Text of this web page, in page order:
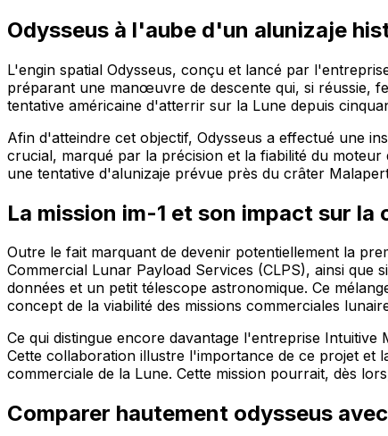
Odysseus à l'aube d'un alunizaje
L'engin spatial Odysseus, conçu et lancé par
préparant une manœuvre de descente qui, si réussie,
tentative américaine d'atterrir sur la Lune depuis
Afin d'atteindre cet objectif, Odysseus a effectué une
crucial, marqué par la précision et la fiabilité du
une tentative d'alunizaje prévue près du crâter
La mission im-1 et son impact sur la
Outre le fait marquant de devenir potentiellement la
Commercial Lunar Payload Services (CLPS), ainsi
données et un petit télescope astronomique. Ce
concept de la viabilité des missions commerciales
Ce qui distingue encore davantage l'entreprise
Cette collaboration illustre l'importance de ce projet
commerciale de la Lune. Cette mission pourrait, dès
Comparer hautement odysseus